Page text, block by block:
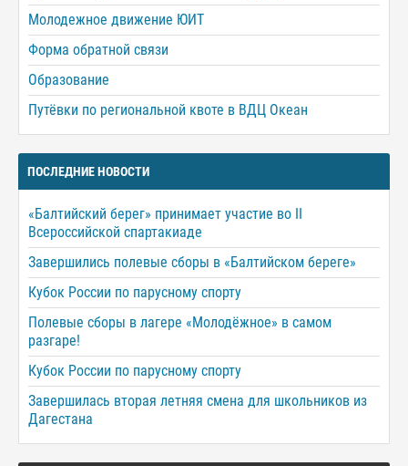
Молодежное движение ЮИТ
Форма обратной связи
Образование
Путёвки по региональной квоте в ВДЦ Океан
ПОСЛЕДНИЕ НОВОСТИ
«Балтийский берег» принимает участие во II
Всероссийской спартакиаде
Завершились полевые сборы в «Балтийском береге»
Кубок России по парусному спорту
Полевые сборы в лагере «Молодёжное» в самом
разгаре!
Кубок России по парусному спорту
Завершилась вторая летняя смена для школьников из
Дагестана